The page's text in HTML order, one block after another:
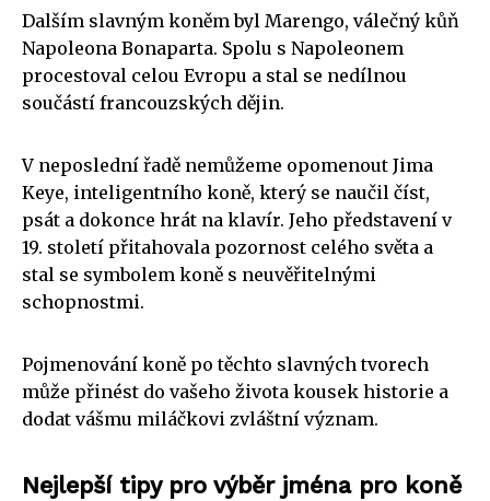
Dalším slavným koněm byl Marengo, válečný kůň
Napoleona Bonaparta. Spolu s Napoleonem
procestoval celou Evropu a stal se nedílnou
součástí francouzských dějin.
V neposlední řadě nemůžeme opomenout Jima
Keye, inteligentního koně, který se naučil číst,
psát a dokonce hrát na klavír. Jeho představení v
19. století přitahovala pozornost celého světa a
stal se symbolem koně s neuvěřitelnými
schopnostmi.
Pojmenování koně po těchto slavných tvorech
může přinést do vašeho života kousek historie a
dodat vášmu miláčkovi zvláštní význam.
Nejlepší tipy pro výběr jména pro koně